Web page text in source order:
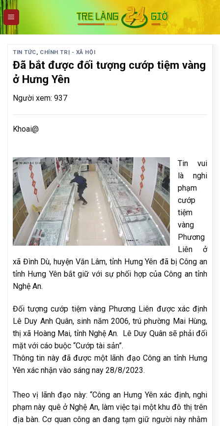
Skip
to
content
TIN TỨC, CHÍNH TRỊ - XÃ HỘI
Đã bắt được đối tượng cướp tiệm vàng
ở Hưng Yên
Người xem: 937
Khoai@
Tin vui
là nghi
phạm
cướp
tiệm
vàng
Phương
Liên ở
xã Đình Dù, huyện Văn Lâm, tỉnh Hưng Yên đã bị Công an
tỉnh Hưng Yên bắt giữ với sự phối hợp của Công an tỉnh
Nghệ An.
Đối tượng cướp tiệm vàng Phương Liên được xác định
Lê Duy Anh Quân, sinh năm 2006, trú phường Mai Hùng,
thị xã Hoàng Mai, tỉnh Nghệ An. Lê Duy Quân sẽ phải đối
mặt với cáo buộc “Cướp tài sản”.
Thông tin này đã được một lãnh đạo Công an tỉnh Hưng
Yên xác nhận vào sáng nay 28/8/2023.
Theo vị lãnh đạo này: “Công an Hưng Yên xác định, nghi
phạm này quê ở Nghệ An, làm việc tại một khu đô thị trên
địa bàn. Cơ quan công an đang tạm giữ người này nhằm